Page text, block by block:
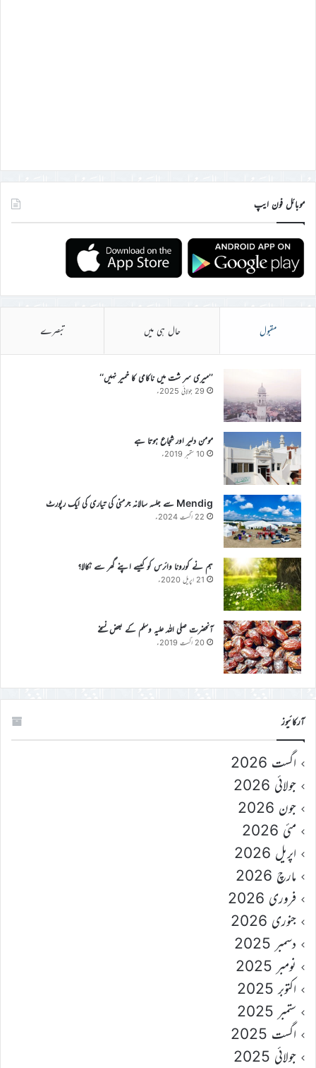
موبائل فون ایپ
مقبول حال ہی میں تبصرے
’’میری سر شت میں ناکامی کا خمیر نہیں‘‘
29 جولائی 2025ء
مومن دلیر اور شجاع ہوتا ہے
10 ستمبر 2019ء
Mendig سے جلسہ سالانہ جرمنی کی تیاری کی ایک رپورٹ
22 اگست 2024ء
ہم نے کورونا وائرس کو کیسے اپنے گھر سے نکالا؟
21 اپریل 2020ء
آنحضرت صلی اللہ علیہ وسلم کے بعض نسخے
20 اگست 2019ء
آرکائیوز
اگست 2026
جولائی 2026
جون 2026
مئی 2026
اپریل 2026
مارچ 2026
فروری 2026
جنوری 2026
دسمبر 2025
نومبر 2025
اکتوبر 2025
ستمبر 2025
اگست 2025
جولائی 2025